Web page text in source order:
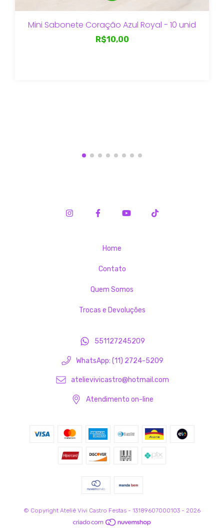
Mini Sabonete Coração Azul Royal - 10 unid
R$10,00
Home
Contato
Quem Somos
Trocas e Devoluções
551127245209
WhatsApp: (11) 2724-5209
atelievivicastro@hotmail.com
Atendimento on-line
© Copyright Ateliê Vivi Castro Festas - 13189607000103 - 2026